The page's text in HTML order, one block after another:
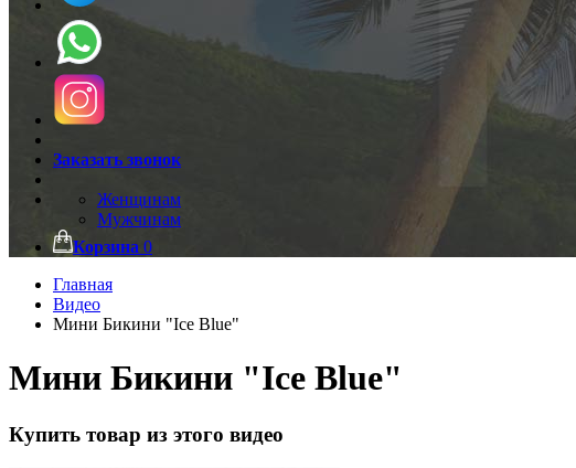
Заказать звонок
Женщинам
Мужчинам
Корзина 0
Главная
Видео
Мини Бикини "Ice Blue"
Мини Бикини "Ice Blue"
Купить товар из этого видео